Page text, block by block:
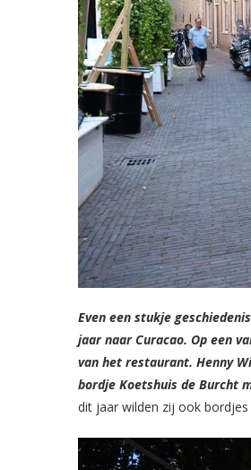
Even een stukje
jaar naar Curacao. Op een
van het restaurant. Henny
bordje Koetshuis de Burcht
dit jaar wilden zij ook